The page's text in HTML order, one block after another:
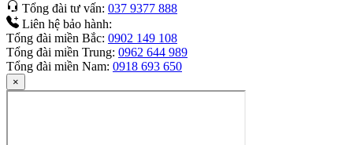
Tổng đài tư vấn: 037 9377 888
Liên hệ bảo hành:
Tổng đài miền Bắc: 0902 149 108
Tổng đài miền Trung: 0962 644 989
Tổng đài miền Nam: 0918 693 650
×